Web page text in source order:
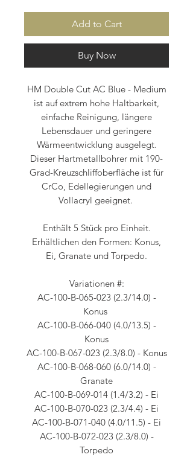
Add to Cart
Buy Now
HM Double Cut AC Blue - Medium
ist auf extrem hohe Haltbarkeit,
einfache Reinigung, längere
Lebensdauer und geringere
Wärmeentwicklung ausgelegt.
Dieser Hartmetallbohrer mit 190-
Grad-Kreuzschliffoberfläche ist für
CrCo, Edellegierungen und
Vollacryl geeignet.
Enthält 5 Stück pro Einheit.
Erhältlichen den Formen: Konus,
Ei, Granate und Torpedo.
Variationen #:
AC-100-B-065-023 (2.3/14.0) -
Konus
AC-100-B-066-040 (4.0/13.5) -
Konus
AC-100-B-067-023 (2.3/8.0) - Konus
AC-100-B-068-060 (6.0/14.0) -
Granate
AC-100-B-069-014 (1.4/3.2) - Ei
AC-100-B-070-023 (2.3/4.4) - Ei
AC-100-B-071-040 (4.0/11.5) - Ei
AC-100-B-072-023 (2.3/8.0) -
Torpedo